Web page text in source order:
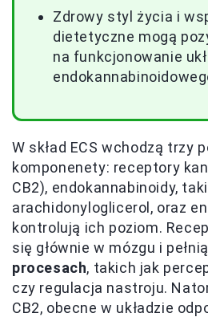
Zdrowy styl życia i
dietetyczne mogą
na funkcjonowanie
W skład ECS wchodzą trzy
komponenety: receptory
CB2), endokannabinoidy,
arachidonyloglicerol, oraz
kontrolują ich poziom.
się głównie w mózgu i pełnią
procesach, takich jak
czy regulacja nastroju.
CB2, obecne w układzie